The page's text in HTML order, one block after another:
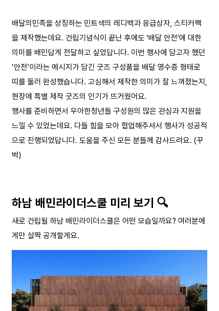
배달의민족을 상징하는 민트색의 레디백과 응급상자, 스티커팩
을 제작했는데요. 건립기념식이 끝난 후에도 '배달 안전'에 대한
의미를 배민답게 전달하고 싶었답니다. 이번 행사에 담고자 했던
‘안전’이라는 메시지가 담긴 굿즈 구성품을 배달 영수증 형태로
띠를 둘러 완성했습니다. 고심해서 제작한 의미가 잘 느껴졌는지,
현장에 특별 제작 굿즈의 인기가 뜨거웠어요.
행사를 준비하면서 우아한청년들 구성원의 많은 관심과 지원을
느낄 수 있었는데요. 다들 힘을 모아 협업해주셔서 행사가 성공적
으로 진행되었답니다. 도움을 주신 모든 분들께 감사드려요. (꾸
벅)
하남 배민라이더스쿨 미리 보기 🔍
새로 건립될 하남 배민라이더스쿨은 어떤 모습일까요? 여러분에
게만 살짝 공개할게요.